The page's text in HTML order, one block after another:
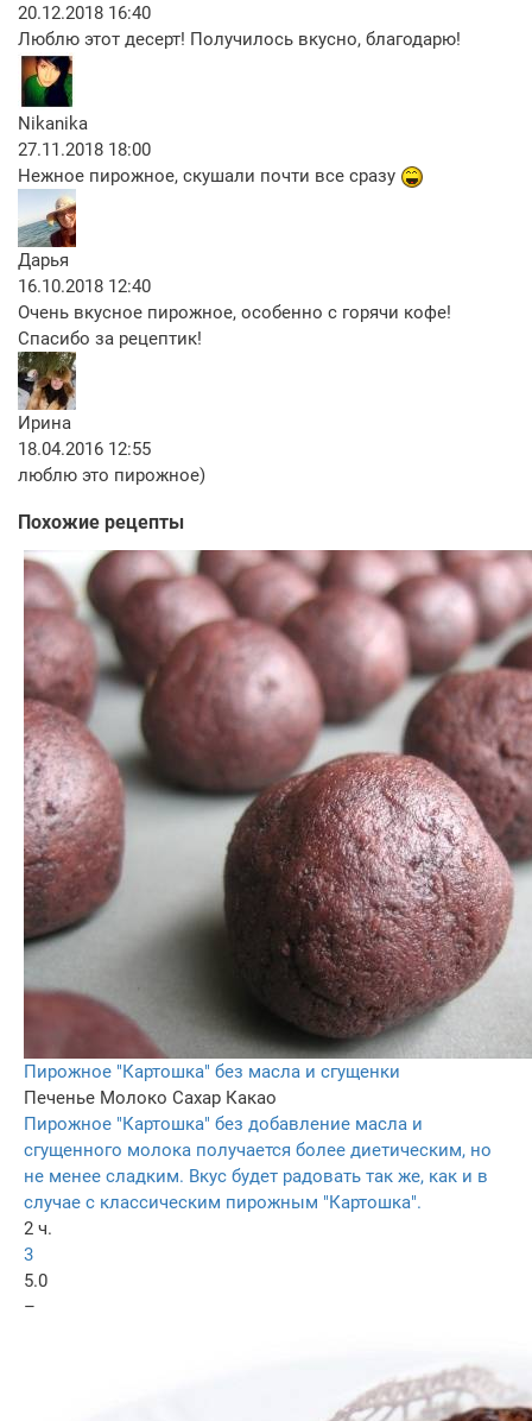
20.12.2018 16:40
Люблю этот десерт! Получилось вкусно, благодарю!
Nikanika
27.11.2018 18:00
Нежное пирожное, скушали почти все сразу
Дарья
16.10.2018 12:40
Очень вкусное пирожное, особенно с горячи кофе!
Спасибо за рецептик!
Ирина
18.04.2016 12:55
люблю это пирожное)
Похожие рецепты
Пирожное "Картошка" без масла и сгущенки
Печенье Молоко Сахар Какао
Пирожное "Картошка" без добавление масла и
сгущенного молока получается более диетическим, но
не менее сладким. Вкус будет радовать так же, как и в
случае с классическим пирожным "Картошка".
2 ч.
3
5.0
–